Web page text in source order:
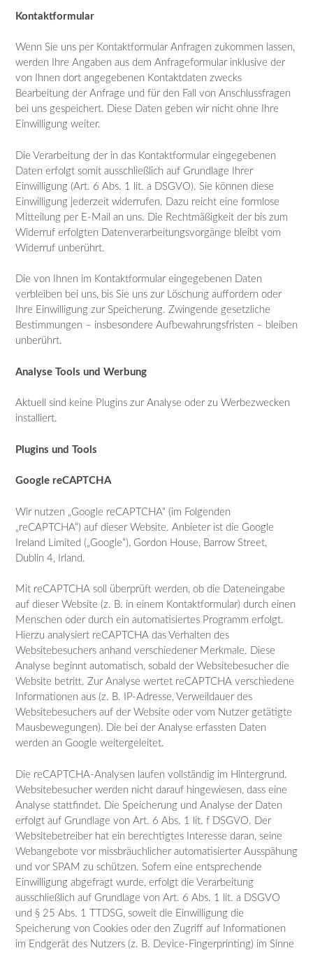
Kontaktformular
Wenn Sie uns per Kontaktformular Anfragen zukommen lassen,
werden Ihre Angaben aus dem Anfrageformular inklusive der
von Ihnen dort angegebenen Kontaktdaten zwecks
Bearbeitung der Anfrage und für den Fall von Anschlussfragen
bei uns gespeichert. Diese Daten geben wir nicht ohne Ihre
Einwilligung weiter.
Die Verarbeitung der in das Kontaktformular eingegebenen
Daten erfolgt somit ausschließlich auf Grundlage Ihrer
Einwilligung (Art. 6 Abs. 1 lit. a DSGVO). Sie können diese
Einwilligung jederzeit widerrufen. Dazu reicht eine formlose
Mitteilung per E-Mail an uns. Die Rechtmäßigkeit der bis zum
Widerruf erfolgten Datenverarbeitungsvorgänge bleibt vom
Widerruf unberührt.
Die von Ihnen im Kontaktformular eingegebenen Daten
verbleiben bei uns, bis Sie uns zur Löschung auffordern oder
Ihre Einwilligung zur Speicherung. Zwingende gesetzliche
Bestimmungen – insbesondere Aufbewahrungsfristen – bleiben
unberührt.
Analyse Tools und Werbung
Aktuell sind keine Plugins zur Analyse oder zu Werbezwecken
installiert.
Plugins und Tools
Google reCAPTCHA
Wir nutzen „Google reCAPTCHA“ (im Folgenden
„reCAPTCHA“) auf dieser Website. Anbieter ist die Google
Ireland Limited („Google“), Gordon House, Barrow Street,
Dublin 4, Irland.
Mit reCAPTCHA soll überprüft werden, ob die Dateneingabe
auf dieser Website (z. B. in einem Kontaktformular) durch einen
Menschen oder durch ein automatisiertes Programm erfolgt.
Hierzu analysiert reCAPTCHA das Verhalten des
Websitebesuchers anhand verschiedener Merkmale. Diese
Analyse beginnt automatisch, sobald der Websitebesucher die
Website betritt. Zur Analyse wertet reCAPTCHA verschiedene
Informationen aus (z. B. IP-Adresse, Verweildauer des
Websitebesuchers auf der Website oder vom Nutzer getätigte
Mausbewegungen). Die bei der Analyse erfassten Daten
werden an Google weitergeleitet.
Die reCAPTCHA-Analysen laufen vollständig im Hintergrund.
Websitebesucher werden nicht darauf hingewiesen, dass eine
Analyse stattfindet. Die Speicherung und Analyse der Daten
erfolgt auf Grundlage von Art. 6 Abs. 1 lit. f DSGVO. Der
Websitebetreiber hat ein berechtigtes Interesse daran, seine
Webangebote vor missbräuchlicher automatisierter Ausspähung
und vor SPAM zu schützen. Sofern eine entsprechende
Einwilligung abgefragt wurde, erfolgt die Verarbeitung
ausschließlich auf Grundlage von Art. 6 Abs. 1 lit. a DSGVO
und § 25 Abs. 1 TTDSG, soweit die Einwilligung die
Speicherung von Cookies oder den Zugriff auf Informationen
im Endgerät des Nutzers (z. B. Device-Fingerprinting) im Sinne